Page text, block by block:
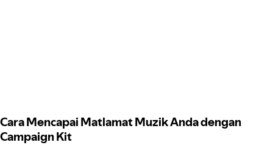
Cara Mencapai Matlamat Muzik Anda dengan
Campaign Kit